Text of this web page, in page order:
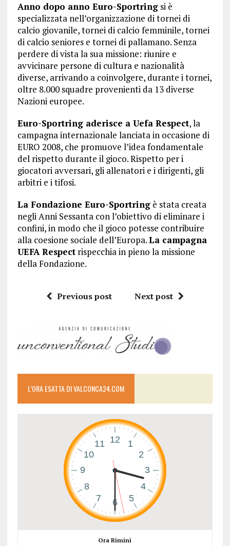
Anno dopo anno Euro-Sportringsi è
specializzata nell’organizzazione di tornei di
calcio giovanile, tornei di calcio femminile, tornei
di calcio seniores e tornei di pallamano. Senza
perdere di vista la sua missione: riunire e
avvicinare persone di cultura e nazionalità
diverse, arrivando a coinvolgere, durante i tornei,
oltre 8.000 squadre provenienti da 13 diverse
Nazioni europee.
Euro-Sportring aderisce a Uefa Respect, la
campagna internazionale lanciata in occasione di
EURO 2008, che promuove l’idea fondamentale
del rispetto durante il gioco. Rispetto per i
giocatori avversari, gli allenatori e i dirigenti, gli
arbitri e i tifosi.
La Fondazione Euro-Sportringè stata creata
negli Anni Sessanta con l’obiettivo di eliminare i
confini, in modo che il gioco potesse contribuire
alla coesione sociale dell’Europa.La campagna
UEFA Respectrispecchia in pieno la missione
della Fondazione.
Previous post Next post
L’ORA ESATTA DI VALCONCA24.COM
Ora Rimini